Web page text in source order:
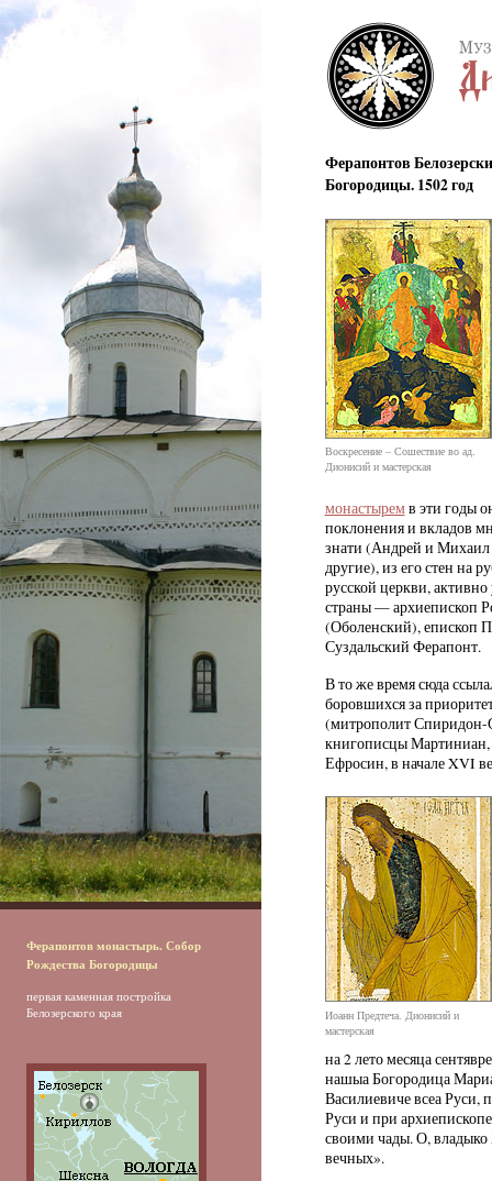
Ферапонтов монастырь. Собор
Рождества Богородицы
первая каменная постройка
Белозерского края
Ферапонтов
Богородицы. 1502 год
Воскресение – Сошествие во ад.
Дионисий и мастерская
монастыремв эти годы
поклонения и вкладов
знати (Андрей и
другие), из его стен на
русской церкви,
страны — архиепископ
(Оболенский), епископ
Суздальский Ферапонт.
В то же время сюда
боровшихся за
(митрополит Спиридон-
книгописцы
Ефросин, в начале XVI
Иоанн Предтеча. Дионисий и
мастерская
на 2 лето месяца
нашыа Богородица
Василиевиче всеа Руси,
Руси и при
своими чады. О, владыко
вечных».